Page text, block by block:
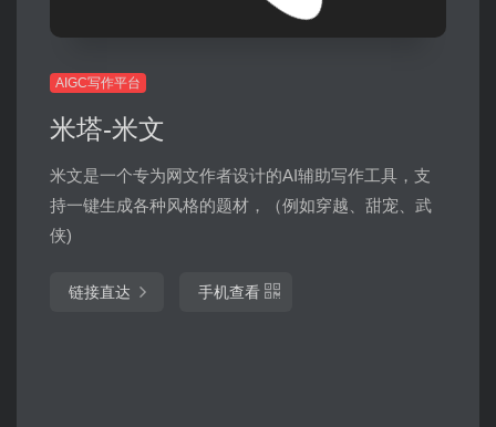
AIGC写作平台
米塔-米文
米文是一个专为网文作者设计的AI辅助写作工具，支
持一键生成各种风格的题材，（例如穿越、甜宠、武
侠)
链接直达 手机查看